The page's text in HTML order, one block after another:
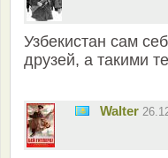
Узбекистан сам
друзей, а такими
Walter